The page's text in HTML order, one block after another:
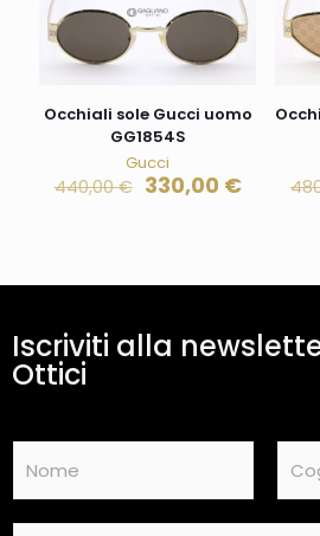
Occhiali sole Gucci uomo
GG1854S
Gucci
440,00€ 330,00 €
Iscriviti alla
Ottici
m
e